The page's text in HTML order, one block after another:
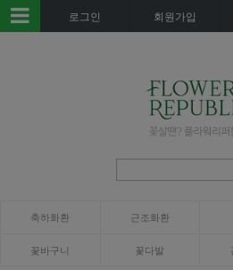
로그인 회원가입
축하화환 근조화환
꽃바구니 꽃다발